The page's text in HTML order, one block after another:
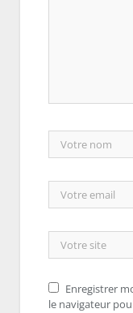
Enregistrer
le navigateur